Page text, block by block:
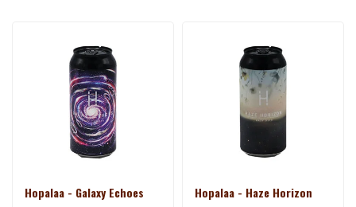
Hopalaa - Galaxy Echoes Hopalaa - Haze Horizon